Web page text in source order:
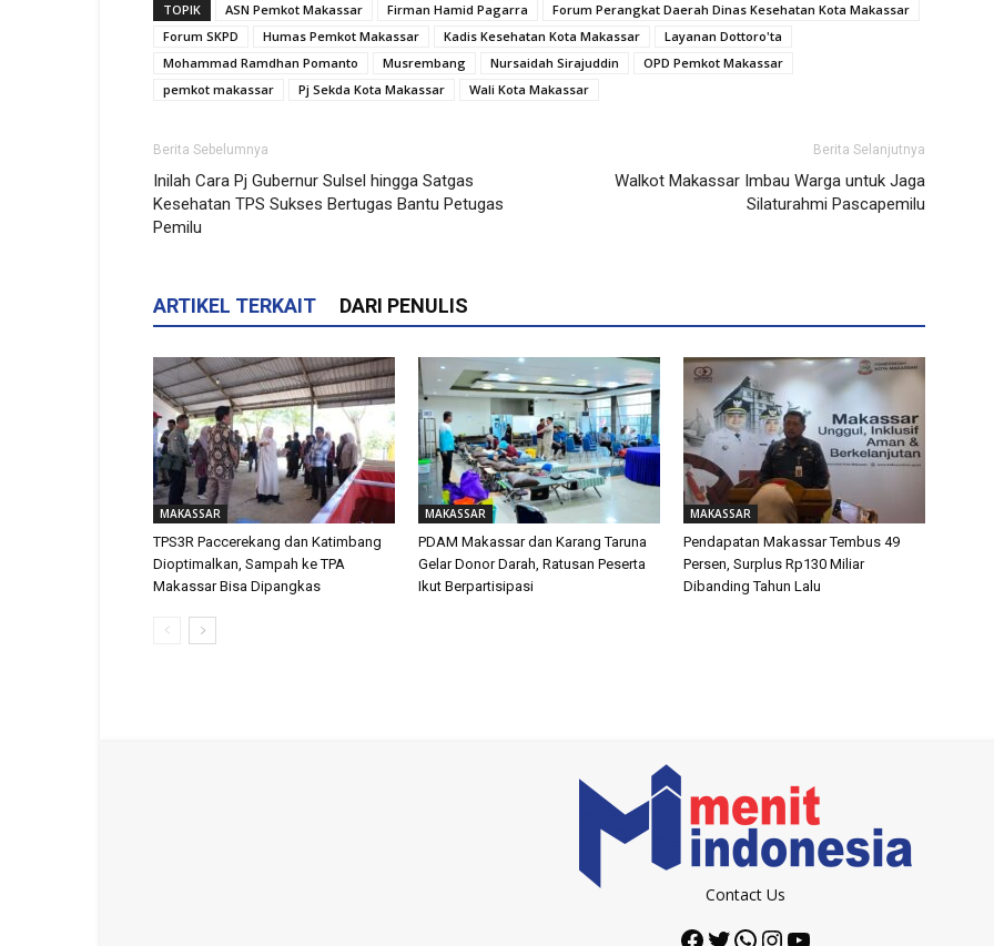
TOPIK ASN Pemkot Makassar Firman Hamid Pagarra
Forum Perangkat Daerah Dinas Kesehatan Kota Makassar
Forum SKPD
Humas Pemkot Makassar Kadis Kesehatan Kota Makassar
Layanan Dottoro'ta
Mohammad Ramdhan Pomanto
Musrembang Nursaidah Sirajuddin
OPD Pemkot Makassar
pemkot makassar
Pj Sekda Kota Makassar Wali Kota Makassar
Berita Sebelumnya
Inilah Cara Pj Gubernur Sulsel hingga Satgas
Kesehatan TPS Sukses Bertugas Bantu Petugas
Pemilu
Berita Selanjutnya
Walkot Makassar Imbau Warga untuk Jaga
Silaturahmi Pascapemilu
ARTIKEL TERKAIT DARI PENULIS
MAKASSAR
TPS3R Paccerekang dan Katimbang
Dioptimalkan, Sampah ke TPA
Makassar Bisa Dipangkas
MAKASSAR
PDAM Makassar dan Karang Taruna
Gelar Donor Darah, Ratusan Peserta
Ikut Berpartisipasi
MAKASSAR
Pendapatan Makassar Tembus 49
Persen, Surplus Rp130 Miliar
Dibanding Tahun Lalu
Contact Us
Facebook
Twitter
WhatsApp
Instagram
YouTube